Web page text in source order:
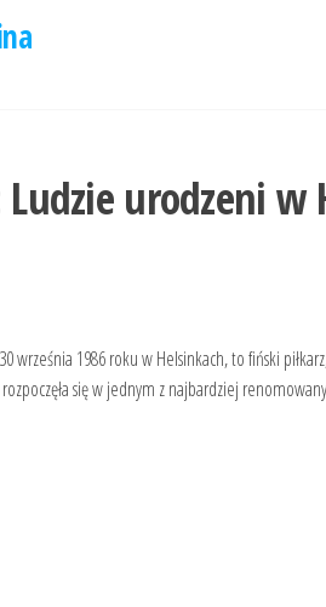
Ludzie urodzeni w
września 1986 roku w Helsinkach, to fiński
się w jednym z najbardziej